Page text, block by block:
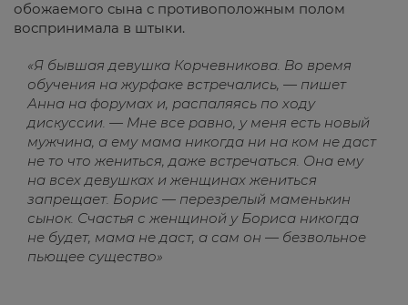
обожаемого сына с противоположным полом
воспринимала в штыки.
«Я бывшая девушка Корчевникова. Во время
обучения на журфаке встречались, — пишет
Анна на форумах и, распаляясь по ходу
дискуссии. — Мне все равно, у меня есть новый
мужчина, а ему мама никогда ни на ком не даст
не то что жениться, даже встречаться. Она ему
на всех девушках и женщинах жениться
запрещает. Борис — перезрелый маменькин
сынок. Счастья с женщиной у Бориса никогда
не будет, мама не даст, а сам он — безвольное
пьющее существо»